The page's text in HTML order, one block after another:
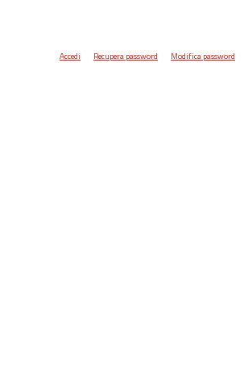
Accedi Recupera password Modifica password